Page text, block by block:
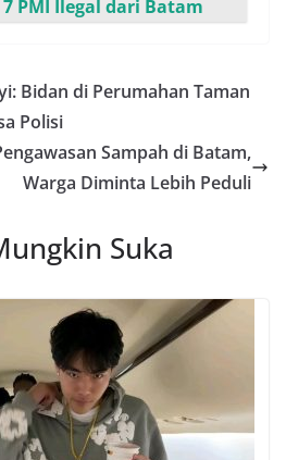
PMI Ilegal dari Batam
Bidan di Perumahan Taman
Polisi
Sampah di Batam,
Warga Diminta Lebih Peduli
Suka